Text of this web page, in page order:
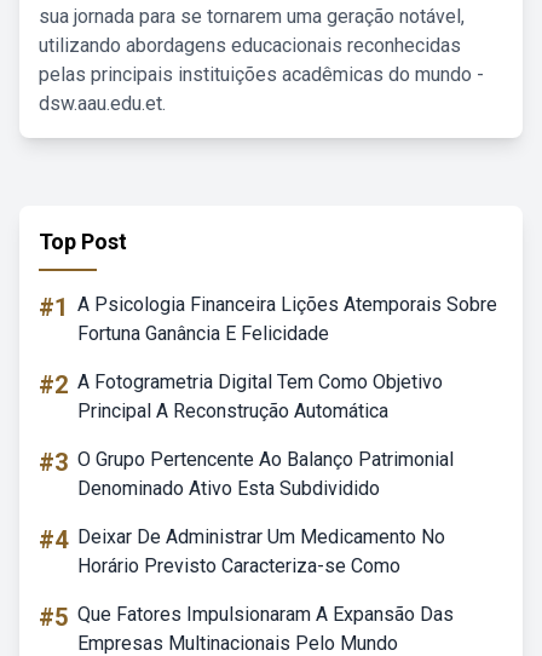
sua jornada para se tornarem uma geração notável,
utilizando abordagens educacionais reconhecidas
pelas principais instituições acadêmicas do mundo -
dsw.aau.edu.et.
Top Post
#1 A Psicologia Financeira Lições Atemporais Sobre
Fortuna Ganância E Felicidade
#2 A Fotogrametria Digital Tem Como Objetivo
Principal A Reconstrução Automática
#3 O Grupo Pertencente Ao Balanço Patrimonial
Denominado Ativo Esta Subdividido
#4 Deixar De Administrar Um Medicamento No
Horário Previsto Caracteriza-se Como
#5 Que Fatores Impulsionaram A Expansão Das
Empresas Multinacionais Pelo Mundo